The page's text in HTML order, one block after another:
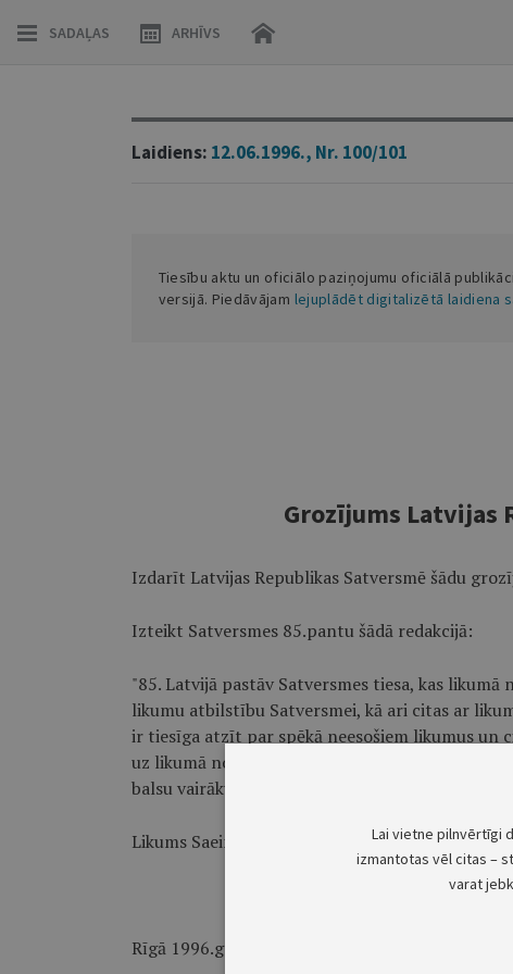
SADAĻAS ARHĪVS
Laidiens: 12.06.1996., Nr. 100/101
Tiesību aktu un oficiālo paziņojumu oficiālā
versijā. Piedāvājam lejuplādēt digitalizētā laidiena
Grozījums Latvijas
Izdarīt Latvijas Republikas Satversmē šādu
Izteikt Satversmes 85.pantu šādā redakcijā:
"85. Latvijā pastāv Satversmes tiesa, kas
likumu atbilstību Satversmei, kā ari citas ar
ir tiesīga atzīt par spēkā neesošiem likumus un
uz likumā noteikto laiku apstiprina Saeima,
balsu vairākumu."
Likums Saeimā pieņemts 1996.gada 5.jūnijā.
Rīgā 1996.gada 12. jūnijā
Lai vietne pilnvērtīgi
izmantotas vēl citas –
varat